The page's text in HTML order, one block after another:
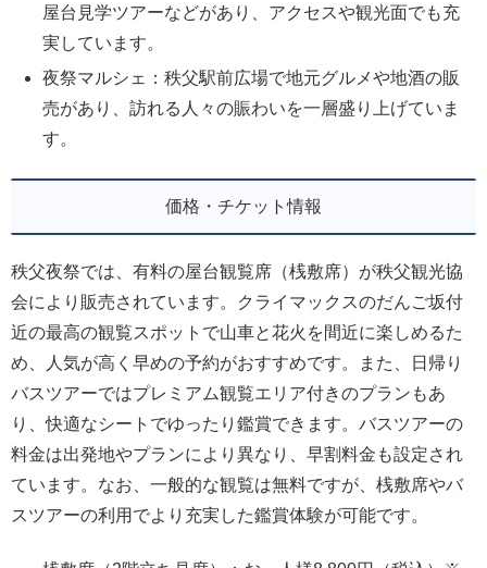
屋台見学ツアーなどがあり、アクセスや観光面でも充
実しています。
夜祭マルシェ：秩父駅前広場で地元グルメや地酒の販
売があり、訪れる人々の賑わいを一層盛り上げていま
す。
価格・チケット情報
秩父夜祭では、有料の屋台観覧席（桟敷席）が秩父観光協
会により販売されています。クライマックスのだんご坂付
近の最高の観覧スポットで山車と花火を間近に楽しめるた
め、人気が高く早めの予約がおすすめです。また、日帰り
バスツアーではプレミアム観覧エリア付きのプランもあ
り、快適なシートでゆったり鑑賞できます。バスツアーの
料金は出発地やプランにより異なり、早割料金も設定され
ています。なお、一般的な観覧は無料ですが、桟敷席やバ
スツアーの利用でより充実した鑑賞体験が可能です。